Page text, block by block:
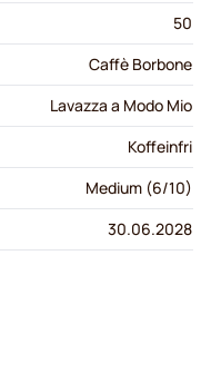
50
Caffè Borbone
Lavazza a Modo Mio
Koffeinfri
Medium (6/10)
30.06.2028